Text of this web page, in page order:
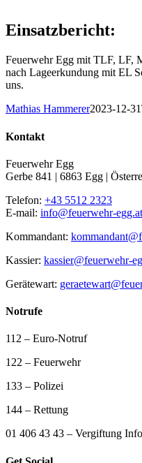
Einsatzbericht:
Feuerwehr Egg mit TLF, LF,
nach Lageerkundung mit EL
uns.
Mathias Hammerer2023-12-
Kontakt
Feuerwehr Egg
Gerbe 841 | 6863 Egg |
Telefon: +43 5512 2323
E-mail: info@feuerwehr-egg.at
Kommandant:
Kassier: kassier@feuerwehr-
Gerätewart:
Notrufe
112 – Euro-Notruf
122 – Feuerwehr
133 – Polizei
144 – Rettung
01 406 43 43 – Vergiftung